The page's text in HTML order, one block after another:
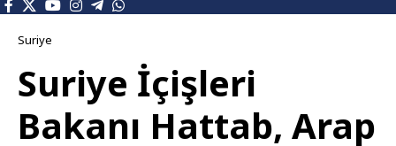
Suriye
Suriye İçişleri
Bakanı Hattab, Arap